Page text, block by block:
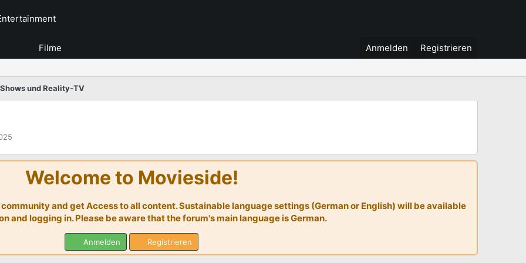
Filme Anmelden Registrieren
Shows und Reality-TV
Welcome to Movieside!
and get Access to all content. Sustainable language settings (German or English) will be available
and logging in. Please be aware that the forum's main language is German.
Anmelden Registrieren